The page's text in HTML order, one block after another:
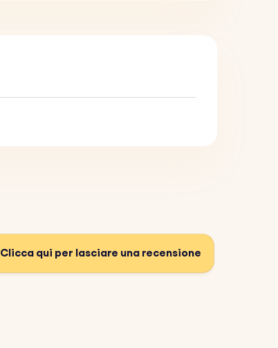
Clicca qui per lasciare una recensione